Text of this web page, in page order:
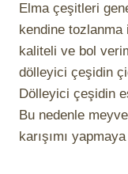
Elma çeşitleri
kendine
kaliteli ve bol
dölleyici çeşidin
Dölleyici çeşidin
Bu nedenle
karışımı